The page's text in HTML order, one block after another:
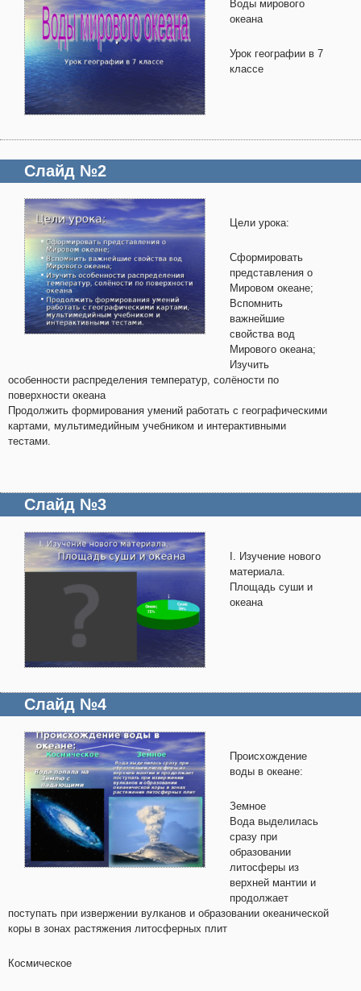
Воды мирового
океана
Урок географии в 7
классе
Слайд №2
Цели урока:
Сформировать
представления о
Мировом океане;
Вспомнить
важнейшие
свойства вод
Мирового океана;
Изучить
особенности распределения температур, солёности по
поверхности океана
Продолжить формирования умений работать с географическими
картами, мультимедийным учебником и интерактивными
тестами.
Слайд №3
I. Изучение нового
материала.
Площадь суши и
океана
Слайд №4
Происхождение
воды в океане:
Земное
Вода выделилась
сразу при
образовании
литосферы из
верхней мантии и
продолжает
поступать при извержении вулканов и образовании океанической
коры в зонах растяжения литосферных плит
Космическое